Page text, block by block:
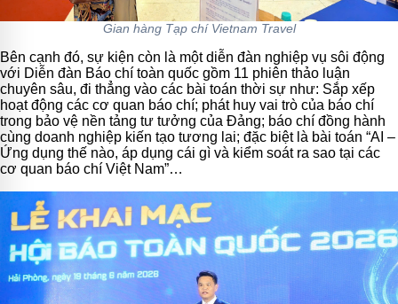
Gian hàng Tạp chí Vietnam Travel
Bên cạnh đó, sự kiện còn là một diễn đàn nghiệp vụ sôi động
với Diễn đàn Báo chí toàn quốc gồm 11 phiên thảo luận
chuyên sâu, đi thẳng vào các bài toán thời sự như: Sắp xếp
hoạt động các cơ quan báo chí; phát huy vai trò của báo chí
trong bảo vệ nền tảng tư tưởng của Đảng; báo chí đồng hành
cùng doanh nghiệp kiến tạo tương lai; đặc biệt là bài toán “AI –
Ứng dụng thế nào, áp dụng cái gì và kiểm soát ra sao tại các
cơ quan báo chí Việt Nam”…